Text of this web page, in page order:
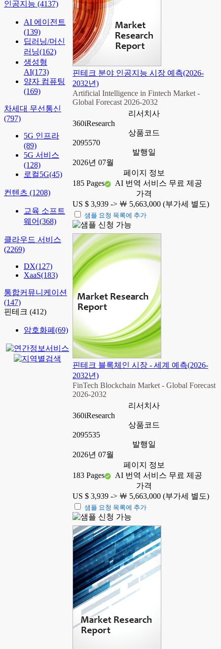
인공지능 (4137)
AI 에이전트
(139)
딥러닝/머신
러닝(162)
생성형
AI(173)
양자 컴퓨팅
(169)
차세대 무선통신
(797)
5G 인프라
(89)
5G 서비스
(128)
로컬5G(45)
컨텐츠 (1208)
교육 소프트
웨어(368)
클라우드 서비스
(2269)
DX(127)
XaaS(183)
통합커뮤니케이션
(147)
핀테크 (412)
암호화폐 (69)
핀테크 분야 인공지능 시장 예측(2026-
2032년)
Artificial Intelligence in Fintech Market -
Global Forecast 2026-2032
리서치사
360iResearch
상품코드
2095570
발행일
2026년 07월
페이지 정보
185 Pages
AI 번역 서비스 무료 제공
가격
US $ 3,939 -> ￦ 5,663,000 (부가세 별도)
샘플 요청 목록에 추가
핀테크 블록체인 시장 - 세계 예측(2026-
2032년)
FinTech Blockchain Market - Global Forecast
2026-2032
리서치사
360iResearch
상품코드
2095535
발행일
2026년 07월
페이지 정보
183 Pages
AI 번역 서비스 무료 제공
가격
US $ 3,939 -> ￦ 5,663,000 (부가세 별도)
샘플 요청 목록에 추가